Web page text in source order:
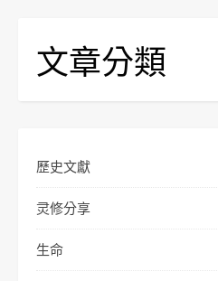
文章分類
歷史文獻
灵修分享
生命